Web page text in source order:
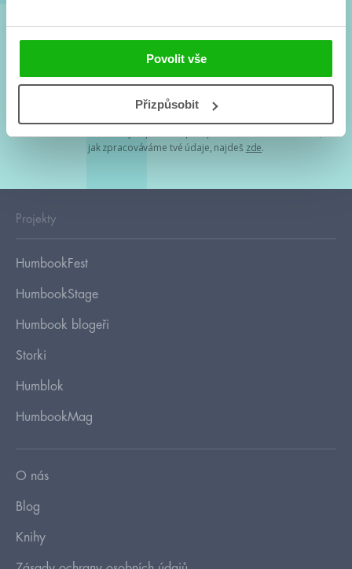
Povolit vše
Přizpůsobit
Souhlasím spodmínkami zpracování osobních údajů
Tvá e-mailová adresa je u nás v bezpečí. Přečti si
jak zpracováváme tvé údaje, najdeš zde.
Projekty
HumbookFest
HumbookStage
Humbook blogeři
Storki
Humblok
HumbookMag
O nás
Blog
Knihy